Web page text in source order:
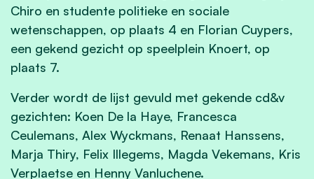
Chiro en studente politieke en sociale
wetenschappen, op plaats 4 en Florian Cuypers,
een gekend gezicht op speelplein Knoert, op
plaats 7.
Verder wordt de lijst gevuld met gekende cd&v
gezichten: Koen De la Haye, Francesca
Ceulemans, Alex Wyckmans, Renaat Hanssens,
Marja Thiry, Felix Illegems, Magda Vekemans, Kris
Verplaetse en Henny Vanluchene.